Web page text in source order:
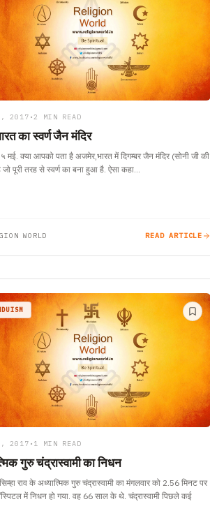
2017 •2 MIN READ
का स्वर्ण जैन मंदिर
मई. क्या आपको पता है अजमेर,भारत में दिगम्बर जैन मंदिर (सोनी जी की
जो पूरी तरह से स्वर्ण का बना हुआ है. ऐसा कहा…
WORLD READ ARTICLE
2017 • 1 MIN READ
गुरु चंद्रास्वामी का निधन
राव के अध्यात्मिक गुरु चंद्रास्वामी का मंगलवार को 2.56 मिनट पर
में निधन हो गया. वह 66 साल के थे. चंद्रास्वामी पिछले कई